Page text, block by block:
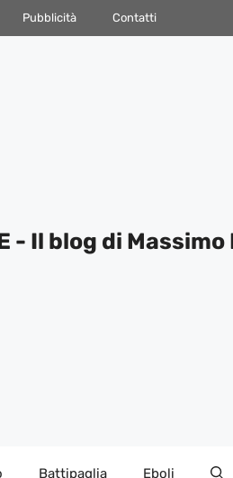
Pubblicità Contatti
- Il blog di Massimo
Battipaglia Eboli